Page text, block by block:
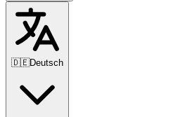
🇩🇪Deutsch